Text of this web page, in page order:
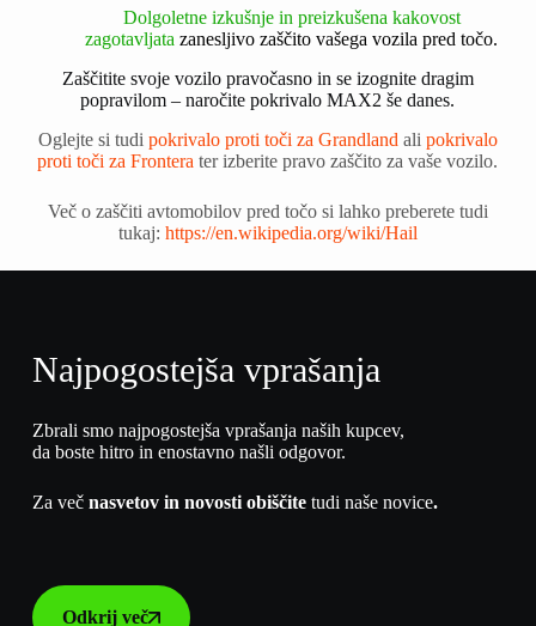
Dolgoletne izkušnje in preizkušena kakovost
zagotavljatazanesljivo zaščito vašega vozila pred točo.
Zaščitite svoje vozilo pravočasno in se izognite dragim
popravilom – naročite pokrivalo MAX2 še danes.
Oglejte si tudi pokrivalo proti toči za Grandland ali pokrivalo
proti toči za Fronterater izberite pravo zaščito za vaše vozilo.
Več o zaščiti avtomobilov pred točo si lahko preberete tudi
tukaj: https://en.wikipedia.org/wiki/Hail
Najpogostejša vprašanja
Zbrali smo najpogostejša vprašanja naših kupcev,
da boste hitro in enostavno našli odgovor.
Za večnasvetov in novosti obiščite tudi naše novice.
Odkrij več